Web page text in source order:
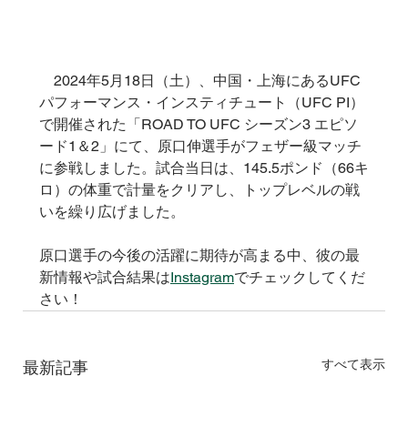
2024年5月18日（土）、中国・上海にあるUFC
パフォーマンス・インスティチュート（UFC PI）
で開催された「ROAD TO UFC シーズン3 エピソ
ード1＆2」にて、原口伸選手がフェザー級マッチ
に参戦しました。試合当日は、145.5ポンド（66キ
ロ）の体重で計量をクリアし、トップレベルの戦
いを繰り広げました。
原口選手の今後の活躍に期待が高まる中、彼の最
新情報や試合結果はInstagramでチェックしてくだ
さい！
最新記事 すべて表示